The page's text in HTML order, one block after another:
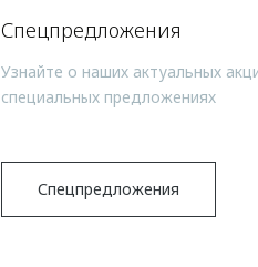
Спецпредложения
Узнайте о наших актуальных
специальных предложениях
Спецпредложения